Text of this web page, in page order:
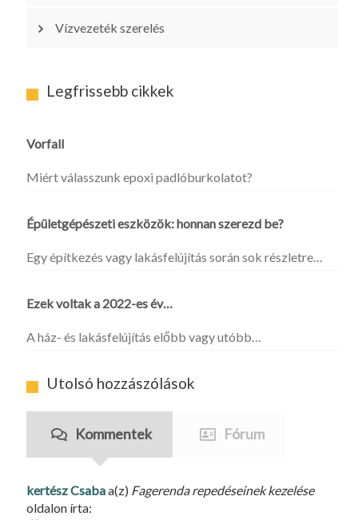
Vízvezeték szerelés
Legfrissebb cikkek
Vorfall
Miért válasszunk epoxi padlóburkolatot?
Épületgépészeti eszközök: honnan szerezd be?
Egy építkezés vagy lakásfelújítás során sok részletre…
Ezek voltak a 2022-es év…
A ház- és lakásfelújítás előbb vagy utóbb…
Utolsó hozzászólások
Kommentek Fórum
kertész Csabaa(z) Fagerenda repedéseinek kezelése
oldalon írta: